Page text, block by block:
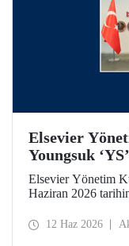
Elsevier
Youngsuk
Elsevier Yönetim
Haziran 2026
araştırma
12 Haz 2026